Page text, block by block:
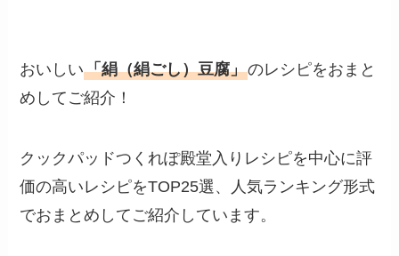
おいしい「絹（絹ごし）豆腐」のレシピをおまと
めしてご紹介！
クックパッドつくれぽ殿堂入りレシピを中心に評
価の高いレシピをTOP25選、人気ランキング形式
でおまとめしてご紹介しています。